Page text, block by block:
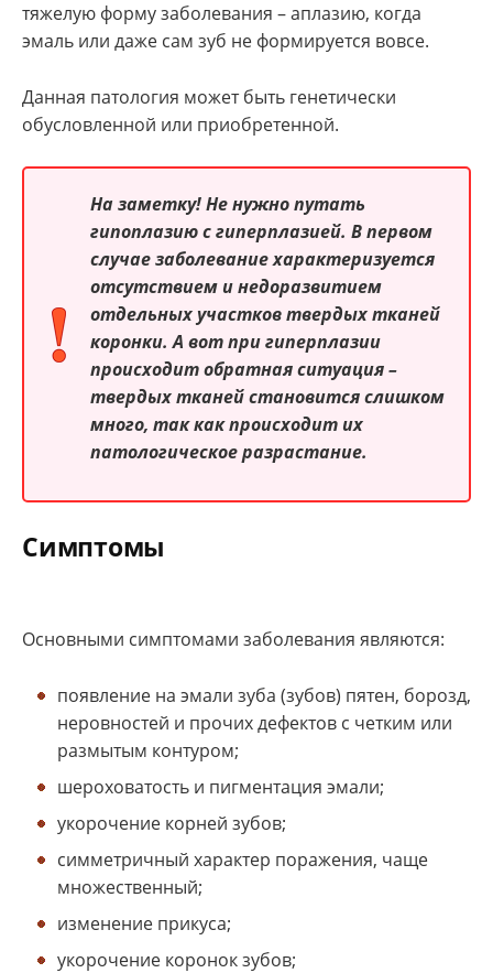
тяжелую форму заболевания – аплазию, когда
эмаль или даже сам зуб не формируется вовсе.
Данная патология может быть генетически
обусловленной или приобретенной.
На заметку!Не нужно путать
гипоплазию с гиперплазией. В первом
случае заболевание характеризуется
отсутствием и недоразвитием
отдельных участков твердых тканей
коронки. А вот при гиперплазии
происходит обратная ситуация –
твердых тканей становится слишком
много, так как происходит их
патологическое разрастание.
Симптомы
Основными симптомами заболевания являются:
появление на эмали зуба (зубов) пятен, борозд,
неровностей и прочих дефектов с четким или
размытым контуром;
шероховатость и пигментация эмали;
укорочение корней зубов;
симметричный характер поражения, чаще
множественный;
изменение прикуса;
укорочение коронок зубов;